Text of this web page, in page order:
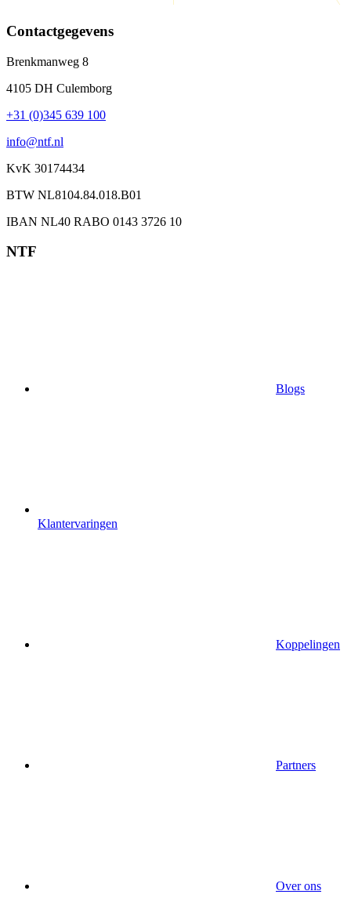
Contactgegevens
Brenkmanweg 8
4105 DH Culemborg
+31 (0)345 639 100
info@ntf.nl
KvK 30174434
BTW NL8104.84.018.B01
IBAN NL40 RABO 0143 3726 10
NTF
Blogs
Klantervaringen
Koppelingen
Partners
Over ons